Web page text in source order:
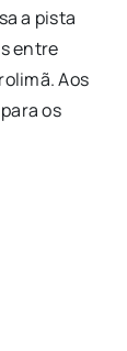
a pista
entre
Aos
os